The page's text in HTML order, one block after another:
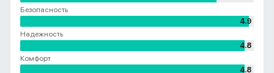
Безопасность
4.9
Надежность
4.8
Комфорт
4.8